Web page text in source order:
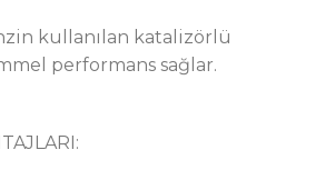
kullanılan katalizörlü
performans sağlar.